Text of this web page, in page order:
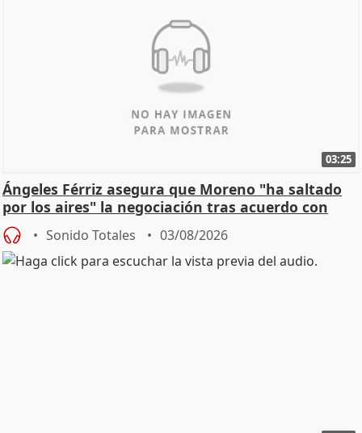
03:25
Ángeles Férriz asegura que Moreno "ha saltado
por los aires" la negociación tras acuerdo con
SMA
Sonido Totales 03/08/2026